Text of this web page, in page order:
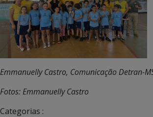
Emmanuelly Castro, Comunicação Detran-
Fotos: Emmanuelly Castro
Categorias :